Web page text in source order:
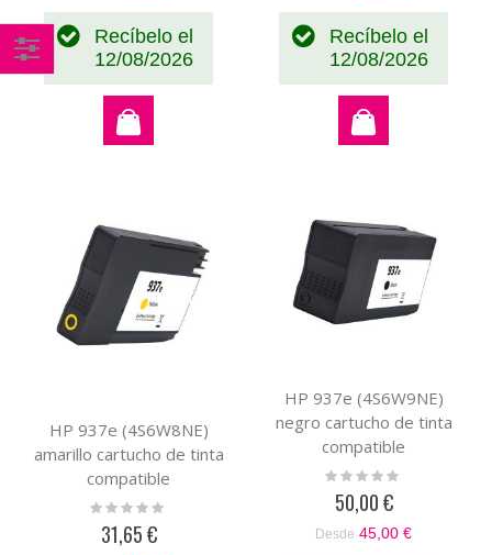
Recíbelo el
12/08/2026
Recíbelo el
12/08/2026
HP 937e (4S6W8NE)
amarillo cartucho de tinta
compatible
Rating:
31,65 €
HP 937e (4S6W9NE)
negro cartucho de tinta
compatible
Rating:
50,00 €
Desde 45,00 €
Comprar